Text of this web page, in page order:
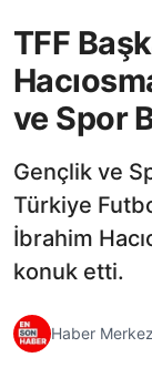
TFF
ve Spor
Gençlik ve
Türkiye
İbrahim
konuk etti.
Haber